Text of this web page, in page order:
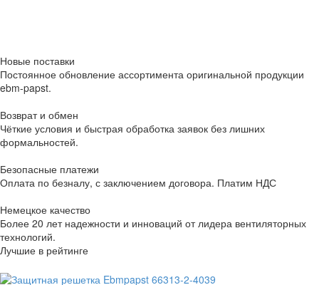
Новые поставки
Постоянное обновление ассортимента оригинальной продукции
ebm-papst.
Возврат и обмен
Чёткие условия и быстрая обработка заявок без лишних
формальностей.
Безопасные платежи
Оплата по безналу, с заключением договора. Платим НДС
Немецкое качество
Более 20 лет надежности и инноваций от лидера вентиляторных
технологий.
Лучшие в рейтинге